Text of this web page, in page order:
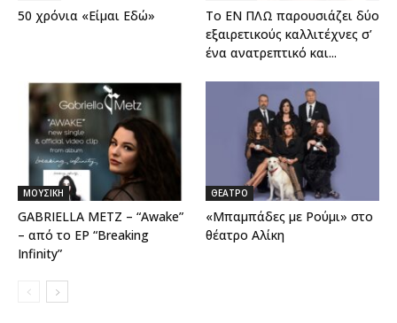
50 χρόνια «Είμαι Εδώ»
Το ΕΝ ΠΛΩ παρουσιάζει δύο
εξαιρετικούς καλλιτέχνες σ’
ένα ανατρεπτικό και...
ΜΟΥΣΙΚΗ
GABRIELLA METZ – “Awake”
– από το EP “Breaking
Infinity”
ΘΕΑΤΡΟ
«Μπαμπάδες με Ρούμι» στο
θέατρο Αλίκη